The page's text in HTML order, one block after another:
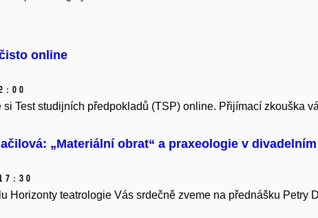
online
si Test studijních předpokladů (TSP) online. Přijímací zkouška
„Materiální obrat“ a praxeologie v
Horizonty teatrologie Vás srdečně zveme na přednášku Petry